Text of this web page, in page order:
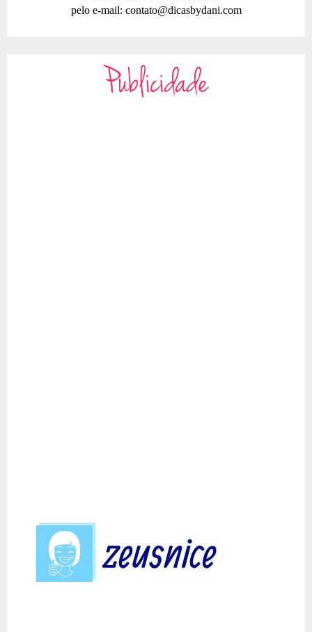
pelo e-mail: contato@dicasbydani.com
Publicidade